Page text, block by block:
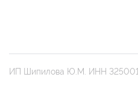
ИП Шипилова Ю.М. ИНН